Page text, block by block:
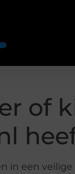
of
in een